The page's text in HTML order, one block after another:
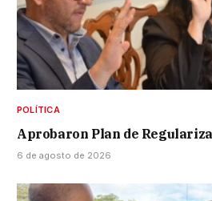
POLÍTICA
Aprobaron Plan de
6 de agosto de 2026